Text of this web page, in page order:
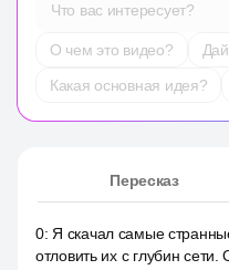
Что вас интересует?
О чем это видео?
Какая основная идея?
Пересказ
0: Я скачал самые
отловить их с глубин